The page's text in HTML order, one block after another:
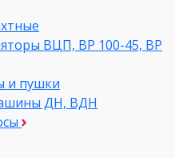
ВЦП, ВР 100-45, ВР
и пушки
ДН, ВДН